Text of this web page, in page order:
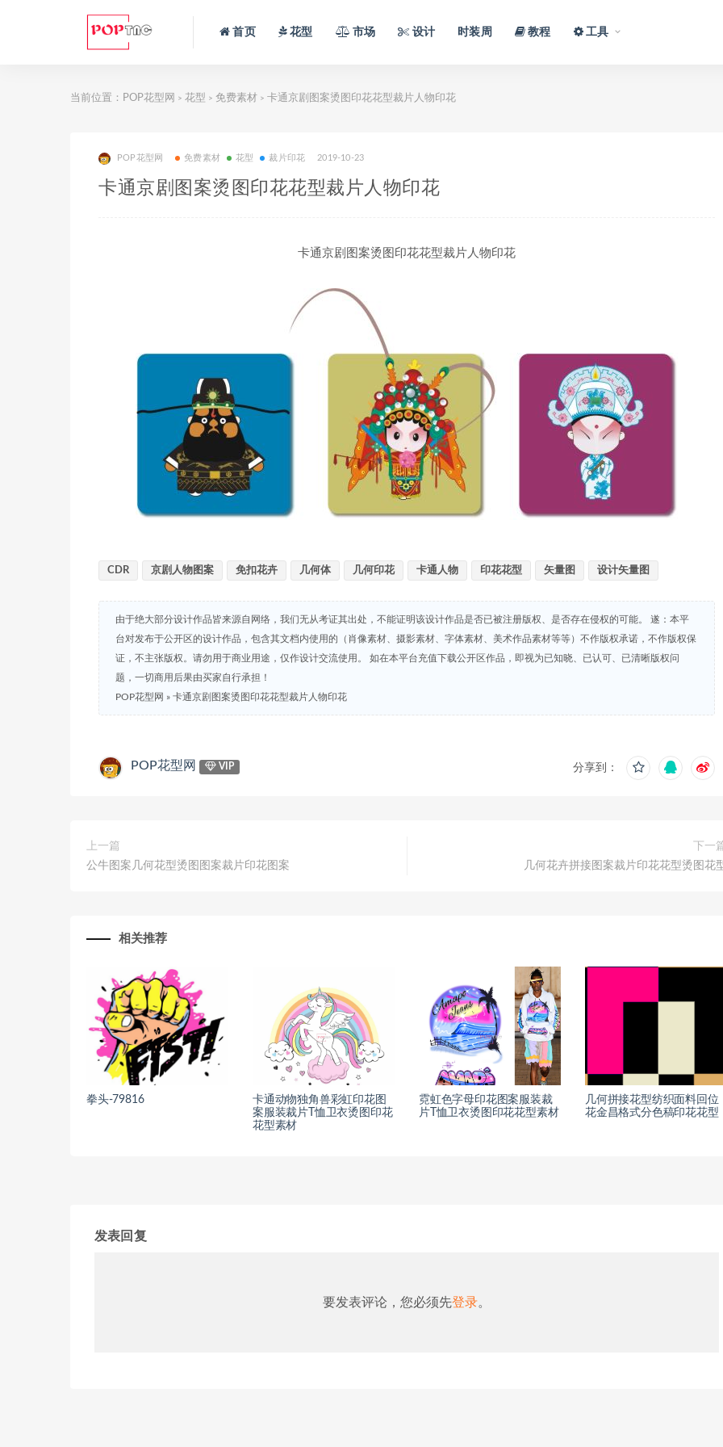
首页 花型 市场 设计 时装周 教程 工具
当前位置： POP花型网 > 花型 > 免费素材 > 卡通京剧图案烫图印花花型裁片人物印花
POP花型网 免费素材 花型 裁片印花 2019-10-23
卡通京剧图案烫图印花花型裁片人物印花
卡通京剧图案烫图印花花型裁片人物印花
CDR 京剧人物图案 免扣花卉 几何体 几何印花 卡通人物 印花花型 矢量图 设计矢量图
由于绝大部分设计作品皆来源自网络，我们无从考证其出处，不能证明该设计作品是否已被注册版权、是否存在侵权的可能。 遂：本平
台对发布于公开区的设计作品，包含其文档内使用的（肖像素材、摄影素材、字体素材、美术作品素材等等）不作版权承诺，不作版权保
证，不主张版权。请勿用于商业用途，仅作设计交流使用。 如在本平台充值下载公开区作品，即视为已知晓、已认可、已清晰版权问
题，一切商用后果由买家自行承担！
POP花型网 » 卡通京剧图案烫图印花花型裁片人物印花
POP花型网 VIP 分享到：
上一篇
公牛图案几何花型烫图图案裁片印花图案
下一
几何花卉拼接图案裁片印花花型烫图花
相关推荐
拳头-79816
卡通动物独角兽彩虹印花图
案服装裁片T恤卫衣烫图印花
花型素材
霓虹色字母印花图案服装裁
片T恤卫衣烫图印花花型素材
几何拼接花型纺织面料回位
花金昌格式分色稿印花花型
发表回复
要发表评论，您必须先登录。